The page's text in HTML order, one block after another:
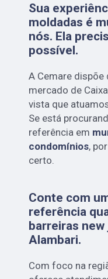
Sua
moldadas é
nós. Ela
possível.
A Cemare dispõe
mercado de
vista que
Se está
referência em
condomínios,
certo.
Conte com
referência
barreiras
Alambari.
Com foco na